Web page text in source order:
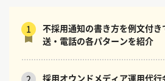
1
不採用通知の書き方を例文付
送・電話の各パターンを紹介
採用オウンドメディア運用代